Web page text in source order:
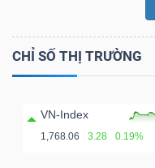
CHỈ SỐ THỊ TRƯỜNG
VN-Index
1,768.06 3.28 0.19%
Báo
cáo
phân
(-)